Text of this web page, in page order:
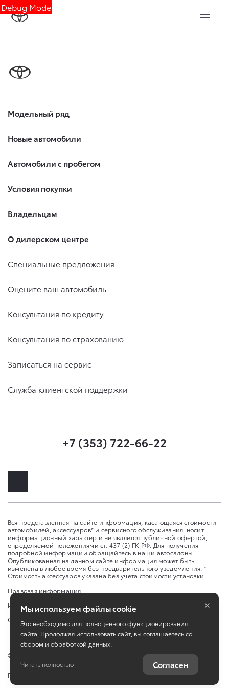
Debug Mode
Модельный ряд
Новые автомобили
Автомобили с пробегом
Условия покупки
Владельцам
О дилерском центре
Специальные предложения
Оцените ваш автомобиль
Консультация по кредиту
Консультация по страхованию
Записаться на сервис
Служба клиентской поддержки
+7 (353) 722-66-22
Вся представленная на сайте информация, касающаяся стоимости
автомобилей, аксессуаров* и сервисного обслуживания, носит
информационный характер и не является публичной офертой,
определяемой положениями ст. 437 (2) ГК РФ. Для получения
подробной информации обращайтесь в наши автосалоны.
Опубликованная на данном сайте информация может быть
изменена в любое время без предварительного уведомления. *
Стоимость аксессуаров указана без учета стоимости установки.
Правовая информация
Изменить настройку cookies
Сбросить cookie
©
Работает на технологиях
Мы используем файлы cookie
Это необходимо для полноценного функционирования
сайта. Продолжая использовать сайт, вы соглашаетесь со
сбором и обработкой данных.
Читать полностью Согласен
×